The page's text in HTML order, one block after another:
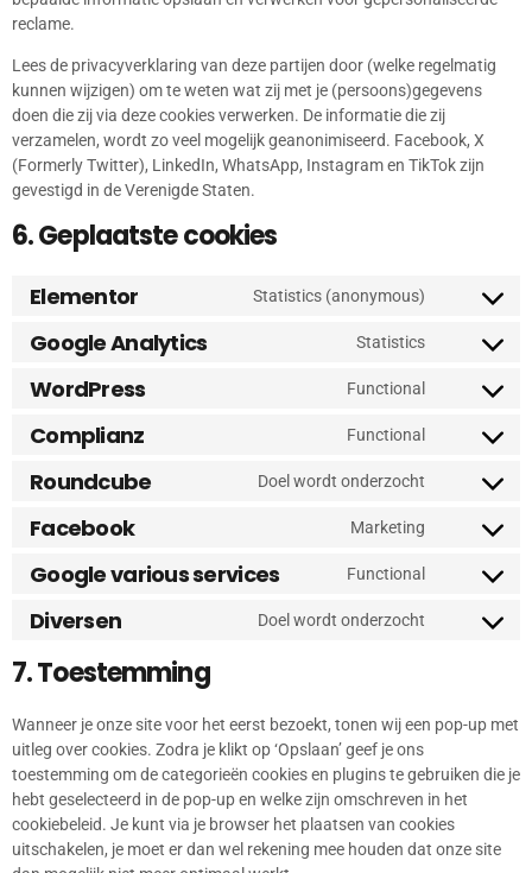
reclame.
Lees de privacyverklaring van deze partijen door (welke regelmatig
kunnen wijzigen) om te weten wat zij met je (persoons)gegevens
doen die zij via deze cookies verwerken. De informatie die zij
verzamelen, wordt zo veel mogelijk geanonimiseerd. Facebook, X
(Formerly Twitter), LinkedIn, WhatsApp, Instagram en TikTok zijn
gevestigd in de Verenigde Staten.
6. Geplaatste cookies
Elementor Statistics (anonymous)
Google Analytics Statistics
WordPress Functional
Complianz Functional
Roundcube Doel wordt onderzocht
Facebook Marketing
Google various services Functional
Diversen Doel wordt onderzocht
7. Toestemming
Wanneer je onze site voor het eerst bezoekt, tonen wij een pop-up met
uitleg over cookies. Zodra je klikt op ‘Opslaan’ geef je ons
toestemming om de categorieën cookies en plugins te gebruiken die je
hebt geselecteerd in de pop-up en welke zijn omschreven in het
cookiebeleid. Je kunt via je browser het plaatsen van cookies
uitschakelen, je moet er dan wel rekening mee houden dat onze site